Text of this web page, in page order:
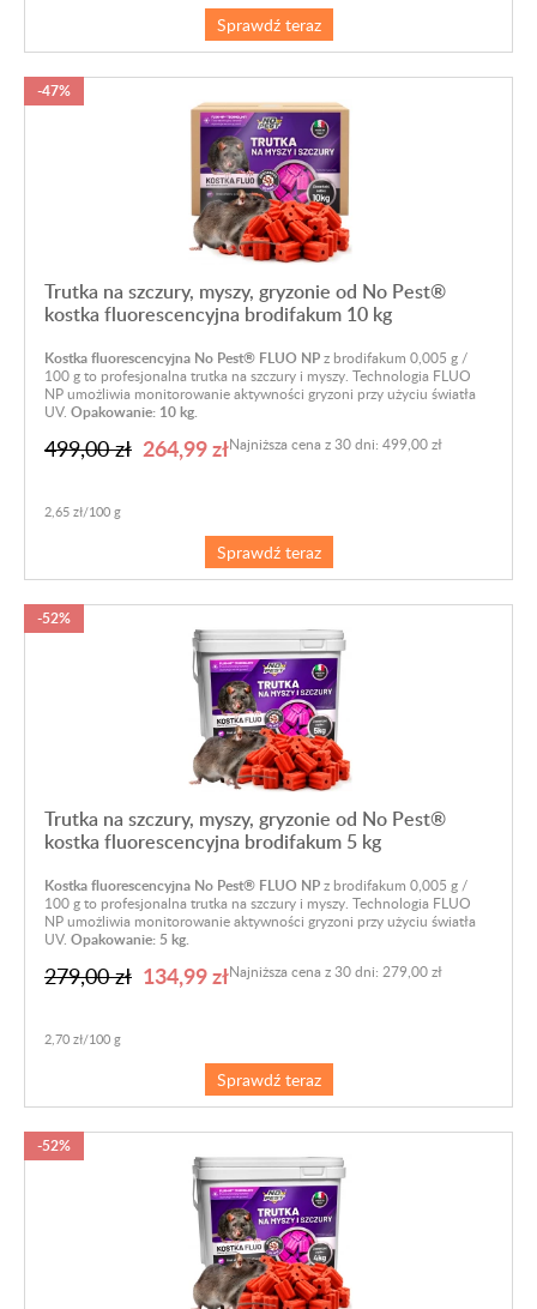
Sprawdź teraz
Trutka na szczury, myszy, gryzonie od No Pest®
kostka fluorescencyjna brodifakum 10 kg
-47%
Kostka fluorescencyjna No Pest® FLUO NPz brodifakum 0,005 g /
100 g to profesjonalna trutka na szczury i myszy. Technologia FLUO
NP umożliwia monitorowanie aktywności gryzoni przy użyciu światła
UV. Opakowanie: 10 kg.
499,00 zł 264,99 zł
2,65 zł/100 g
Najniższa cena z 30 dni: 499,00 zł
Sprawdź teraz
Trutka na szczury, myszy, gryzonie od No Pest®
kostka fluorescencyjna brodifakum 5 kg
-52%
Kostka fluorescencyjna No Pest® FLUO NPz brodifakum 0,005 g /
100 g to profesjonalna trutka na szczury i myszy. Technologia FLUO
NP umożliwia monitorowanie aktywności gryzoni przy użyciu światła
UV. Opakowanie: 5 kg.
279,00 zł 134,99 zł
2,70 zł/100 g
Najniższa cena z 30 dni: 279,00 zł
Sprawdź teraz
-52%